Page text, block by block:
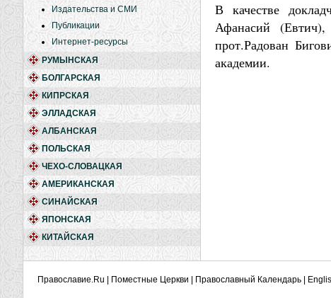
Издательства и СМИ
Публикации
Интернет-ресурсы
РУМЫНСКАЯ
БОЛГАРСКАЯ
КИПРСКАЯ
ЭЛЛАДСКАЯ
АЛБАНСКАЯ
ПОЛЬСКАЯ
ЧЕХО-СЛОВАЦКАЯ
АМЕРИКАНСКАЯ
СИНАЙСКАЯ
ЯПОНСКАЯ
КИТАЙСКАЯ
В качестве
Афанасий
прот.Радован
академии.
Православие.Ru Поместные Церкви Православный Календарь